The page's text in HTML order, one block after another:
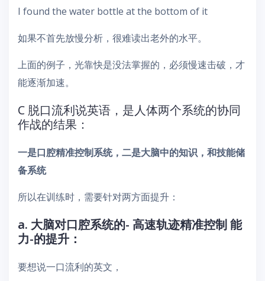
I found the water bottle at the bottom of it
如果不首先放慢分析，很难读出老外的水平。
上面的例子，光靠快是没法掌握的，必须慢速击破，才
能逐渐加速。
C 脱口流利说英语，是人体两个系统的协同
作战的结果：
一是口腔精准控制系统，二是大脑中的知识，和技能储
备系统
所以在训练时，需要针对两方面提升：
a. 大脑对口腔系统的- 高速轨迹精准控制 能
力-的提升：
要想说一口流利的英文，